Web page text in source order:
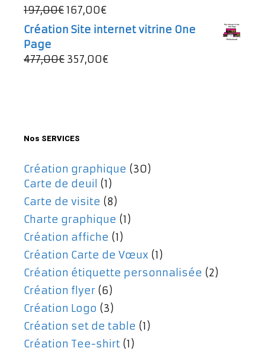
était :
49,00€.
est :
197,00€Le
prix
était :
197,00€.
167,00€Le
prix
est :
Création Site internet vitrine One
Page
477,00€ Le
357,00€Le
Nos SERVICES
Création graphique (30)
Carte de deuil (1)
Carte de visite (8)
Charte graphique (1)
Création affiche (1)
Création Carte de Vœux (1)
Création étiquette personnalisée (2)
Création flyer (6)
Création Logo (3)
Création set de table (1)
Création Tee-shirt (1)